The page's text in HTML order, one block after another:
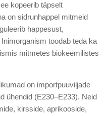
kopeerib täpselt
on sidrunhappel mitmeid
happesust,
toodab teda ka
mitmetes biokeemilistes
on importpuuviljade
ühendid (E230–E233). Neid
kirsside, aprikooside,